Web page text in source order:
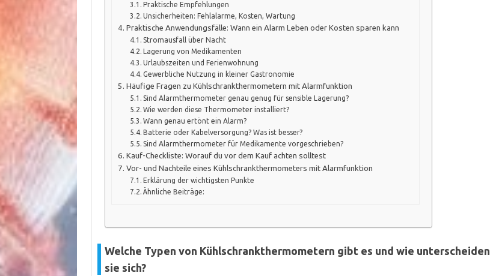
Praktische Empfehlungen
Unsicherheiten: Fehlalarme, Kosten, Wartung
Praktische Anwendungsfälle: Wann ein Alarm Leben oder Kosten sparen kann
Stromausfall über Nacht
Lagerung von Medikamenten
Urlaubszeiten und Ferienwohnung
Gewerbliche Nutzung in kleiner Gastronomie
Häufige Fragen zu Kühlschrankthermometern mit Alarmfunktion
Sind Alarmthermometer genau genug für sensible Lagerung?
Wie werden diese Thermometer installiert?
Wann genau ertönt ein Alarm?
Batterie oder Kabelversorgung? Was ist besser?
Sind Alarmthermometer für Medikamente vorgeschrieben?
Kauf-Checkliste: Worauf du vor dem Kauf achten solltest
Vor- und Nachteile eines Kühlschrankthermometers mit Alarmfunktion
Erklärung der wichtigsten Punkte
Ähnliche Beiträge:
Welche Typen von Kühlschrankthermometern gibt es und wie unterscheiden
sie sich?